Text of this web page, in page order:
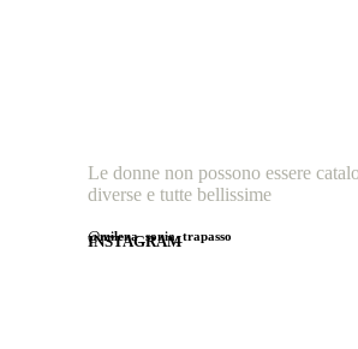
Le donne non possono essere
diverse e tutte bellissime
INSTAGRAM
@milena_sonia_trapasso